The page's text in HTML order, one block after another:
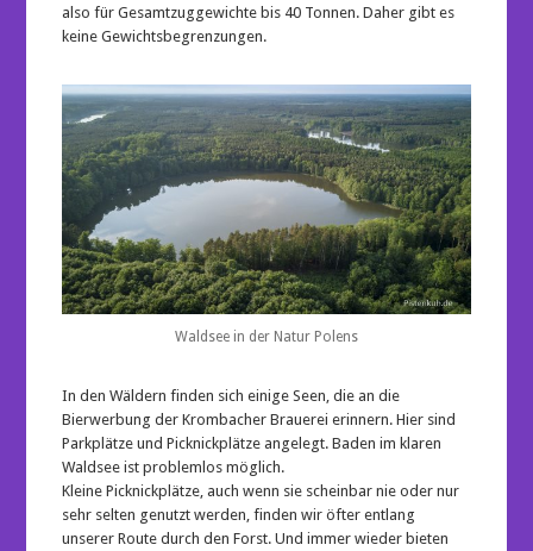
also für Gesamtzuggewichte bis 40 Tonnen. Daher gibt es
keine Gewichtsbegrenzungen.
Waldsee in der Natur Polens
In den Wäldern finden sich einige Seen, die an die
Bierwerbung der Krombacher Brauerei erinnern. Hier sind
Parkplätze und Picknickplätze angelegt. Baden im klaren
Waldsee ist problemlos möglich.
Kleine Picknickplätze, auch wenn sie scheinbar nie oder nur
sehr selten genutzt werden, finden wir öfter entlang
unserer Route durch den Forst. Und immer wieder bieten